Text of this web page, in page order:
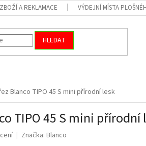
A REKLAMACE VÝDEJNÍ MÍSTA
HLEDAT
Blanco TIPO 45 S mini přírodní lesk
TIPO 45 S mini přírodní
Značka: Blanco